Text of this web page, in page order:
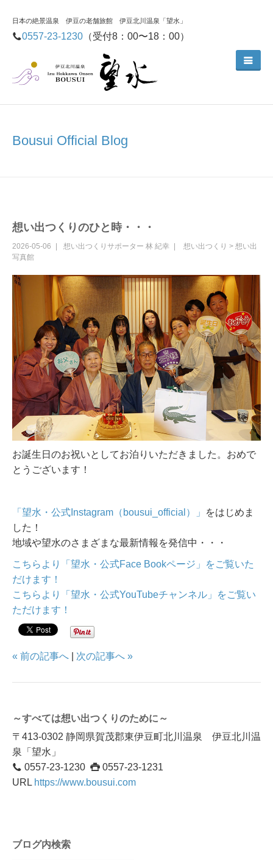
日本の絶景温泉 伊豆の老舗旅館 伊豆北川温泉「望水」
0557-23-1230 （受付8：00〜18：00）
Bousui Official Blog
想い出つくりのひと時・・・
2026-05-06 想い出つくりサポーター 林 紀幸 想い出つくり > 想い出
写真館
お誕生日のお祝いとしてお泊りいただきました。おめで
とうございます！
「望水・公式Instagram（bousui_official）」
をはじめま
した！
地域や望水のさまざまな最新情報を発信中・・・
こちらより「望水・公式Face Bookページ」をご覧いた
だけます！
こちらより「望水・公式YouTubeチャンネル」をご覧い
ただけます！
« 前の記事へ 次の記事へ »
～すべては想い出つくりのために～
〒413-0302 静岡県賀茂郡東伊豆町北川温泉 伊豆北川温
泉「望水」
0557-23-1230
0557-23-1231
URL https://www.bousui.com
ブログ内検索